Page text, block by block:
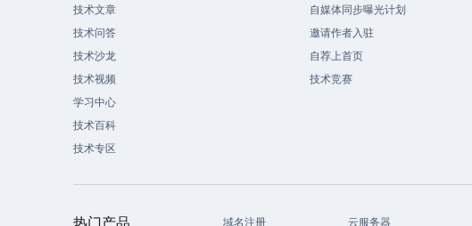
技术文章
技术问答
技术沙龙
技术视频
学习中心
技术百科
技术专区
自媒体同步曝光计划
邀请作者入驻
自荐上首页
技术竞赛
热门产品 域名注册 云服务器